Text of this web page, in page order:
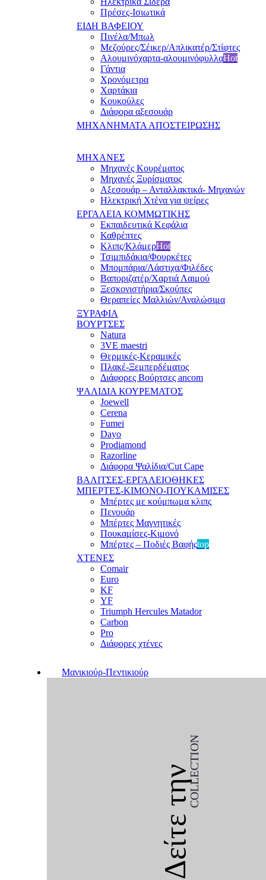
Πρέσες-Ισιωτικά
ΕΙΔΗ ΒΑΦΕΙΟΥ
Πινέλα/Μπωλ
Μεζούρες/Σέικερ/Απλικατέρ/Στίφτες
Αλουμινόχαρτα-αλουμινόφυλλαHot
Γάντια
Χρονόμετρα
Χαρτάκια
Κουκούλες
Διάφορα αξεσουάρ
ΜΗΧΑΝΗΜΑΤΑ ΑΠΟΣΤΕΙΡΩΣΗΣ
ΜΗΧΑΝΕΣ
Μηχανές Κουρέματος
Μηχανές Ξυρίσματος
Αξεσουάρ – Ανταλλακτικά- Μηχανών
Ηλεκτρική Χτένα για ψείρες
ΕΡΓΑΛΕΙΑ ΚΟΜΜΩΤΙΚΗΣ
Εκπαιδευτικά Κεφάλια
Καθρέπτες
Κλιπς/ΚλάμερHot
Τσιμπιδάκια/Φουρκέτες
Μπομπάρια/Λάστιχα/Φιλέδες
Βαποριζατέρ/Χαρτιά Λαιμού
Ξεσκονιστήρια/Σκούπες
Θεραπείες Μαλλιών/Αναλώσιμα
ΞΥΡΑΦΙΑ
ΒΟΥΡΤΣΕΣ
Natura
3VE maestri
Θερμικές-Κεραμικές
Πλακέ-Ξεμπερδέματος
Διάφορες Βούρτσες ancom
ΨΑΛΙΔΙΑ ΚΟΥΡΕΜΑΤΟΣ
Joewell
Cerena
Fumei
Dayo
Prodiamond
Razorline
Διάφορα Ψαλίδια/Cut Cape
ΒΑΛΙΤΣΕΣ-ΕΡΓΑΛΕΙΟΘΗΚΕΣ
ΜΠΕΡΤΕΣ-ΚΙΜΟΝΟ-ΠΟΥΚΑΜΙΣΕΣ
Μπέρτες με κούμπωμα κλιπς
Πενουάρ
Μπέρτες Μαγνητικές
Πουκαμίσες-Κιμονό
Μπέρτες – Ποδιές Βαφήςtop
ΧΤΕΝΕΣ
Comair
Euro
KF
YF
Triumph Hercules Matador
Carbon
Pro
Διάφορες χτένες
Μανικιούρ-Πεντικιούρ
Δείτε τηνCOLLECTION